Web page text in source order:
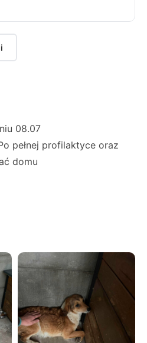
08.07
pełnej profilaktyce oraz
domu